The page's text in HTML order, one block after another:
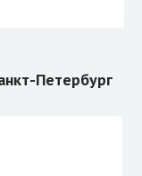
Петербург